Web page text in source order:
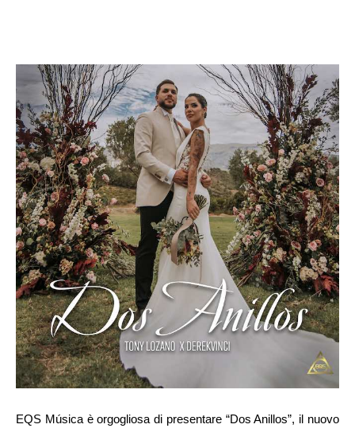
EQS Música è orgogliosa di presentare “Dos Anillos”, il nuovo